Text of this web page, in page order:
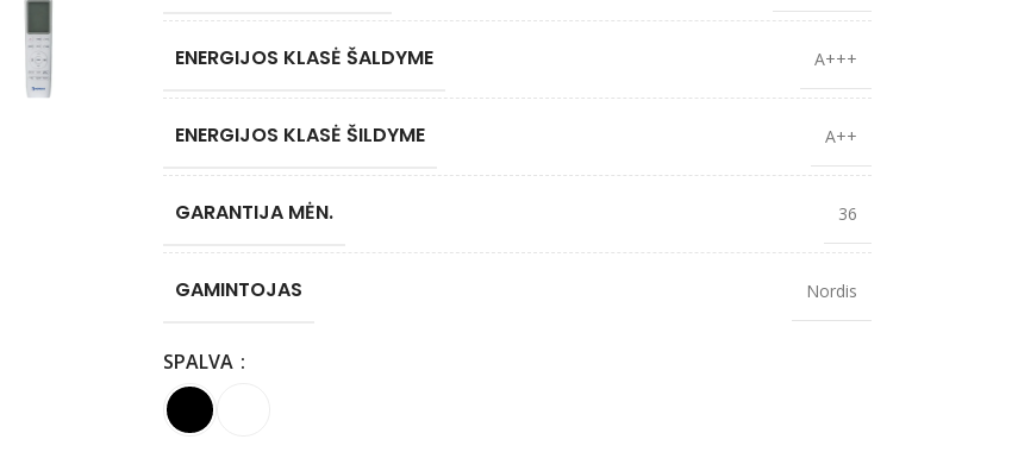
ENERGIJOS KLASĖ ŠALDYME A+++
ENERGIJOS KLASĖ ŠILDYME A++
GARANTIJA MĖN. 36
GAMINTOJAS Nordis
SPALVA